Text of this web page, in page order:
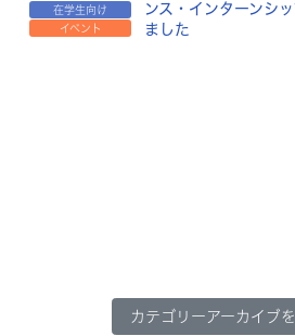
在学生向け
イベント
ンス・インターンシ
ました
カテゴリーアーカイブ